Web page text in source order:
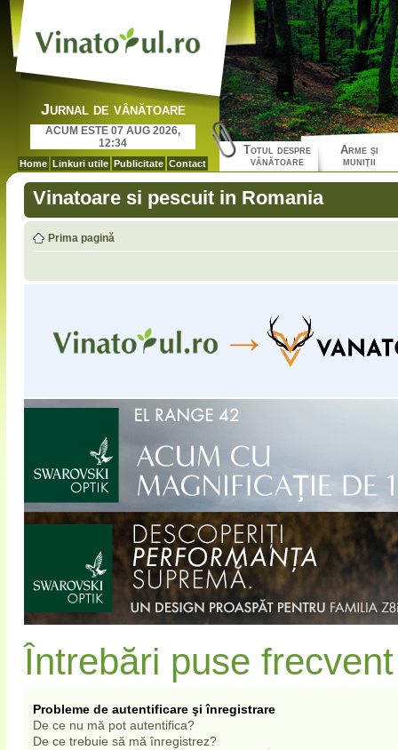
Jurnal de vânătoare
ACUM ESTE 07 AUG 2026,
12:34
Home Linkuri utile Publicitate Contact
Totul despre
vânătoare
Arme şi
muniţii
Vinatoare si pescuit in Romania
Prima pagină
Întrebări puse frecvent
Probleme de autentificare şi înregistrare
De ce nu mă pot autentifica?
De ce trebuie să mă înregistrez?